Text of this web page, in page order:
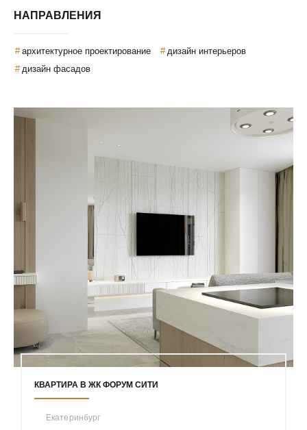
НАПРАВЛЕНИЯ
архитектурное проектирование
дизайн интерьеров
дизайн фасадов
КВАРТИРА В ЖК ФОРУМ СИТИ
Екатеринбург